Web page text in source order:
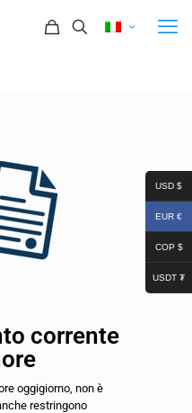
corrente
oggigiorno, non è
restringono
USD $
EUR €
COP $
USDT ₮